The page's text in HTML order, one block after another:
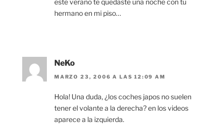
hermano en mi piso…
NeKo
MARZO 23, 2006 A LAS 12:09 AM
Hola! Una duda, ¿los coches japos no suelen
tener el volante a la derecha? en los videos
aparece a la izquierda.